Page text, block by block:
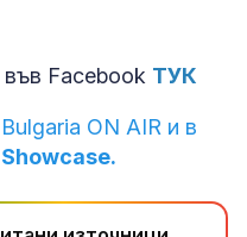
Facebook ТУК
ON AIR и в